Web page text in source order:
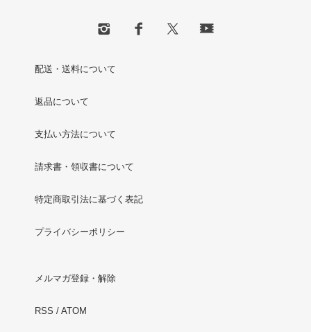
配送・送料について
返品について
支払い方法について
請求書・領収書について
特定商取引法に基づく表記
プライバシーポリシー
メルマガ登録・解除
RSS / ATOM